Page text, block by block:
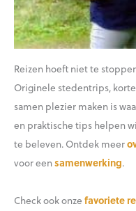
Reizen hoeft niet te
Originele stedentrips,
samen plezier maken is
en praktische tips helpen
te beleven. Ontdek meer
voor eensamenwerking.
Check ook onzefavoriete